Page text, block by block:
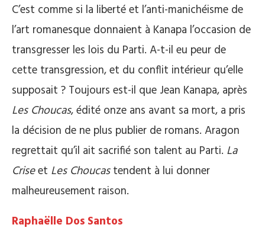
C’est comme si la liberté et l’anti-manichéisme de
l’art romanesque donnaient à Kanapa l’occasion de
transgresser les lois du Parti. A-t-il eu peur de
cette transgression, et du conflit intérieur qu’elle
supposait ? Toujours est-il que Jean Kanapa, après
Les Choucas, édité onze ans avant sa mort, a pris
la décision de ne plus publier de romans. Aragon
regrettait qu’il ait sacrifié son talent au Parti. La
Criseet Les Choucastendent à lui donner
malheureusement raison.
Raphaëlle Dos Santos